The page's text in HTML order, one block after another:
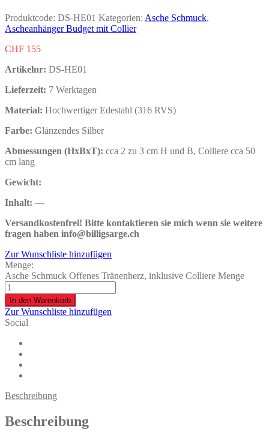
Produktcode: DS-HE01 Kategorien: Asche Schmuck,
Ascheanhänger Budget mit Collier
CHF 155
Artikelnr: DS-HE01
Lieferzeit: 7 Werktagen
Material: Hochwertiger Edestahl (316 RVS)
Farbe: Glänzendes Silber
Abmessungen (HxBxT): cca 2 zu 3 cm H und B, Colliere cca 50
cm lang
Gewicht:
Inhalt: —
Versandkostenfrei! Bitte kontaktieren sie mich wenn sie weitere
fragen haben info@billigsarge.ch
Zur Wunschliste hinzufügen
Menge:
Asche Schmuck Offenes Tränenherz, inklusive Colliere Menge
In den Warenkorb
Zur Wunschliste hinzufügen
Social
Beschreibung
Beschreibung